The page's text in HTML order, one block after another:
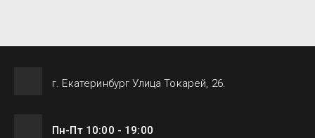
г. Екатеринбург Улица Токарей, 26.
Пн-Пт 10:00 - 19:00